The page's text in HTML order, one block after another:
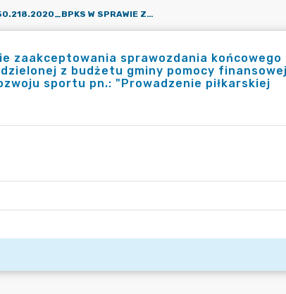
OR.0050.218.2020_BPKS W SPRAWIE ZAAKCEPTOWANIA SPRAWOZDANIA KOŃCOWEGO Z WYKONANIA ZADANIA I PRZYJĘCIA ROZLICZENIA Z UDZIELONEJ Z BUDŻETU GMINY POMOCY FINANSOWEJ W FORMIE DOTACJI NA REALIZACJĘ ZADANIA Z ZAKRESU ROZWOJU SPORTU PN.: "PROWADZENIE PIŁKARSKIEJ
zaakceptowania sprawozdania końcowego
z budżetu gminy pomocy
sportu pn.: "Prowadzenie piłkarskiej